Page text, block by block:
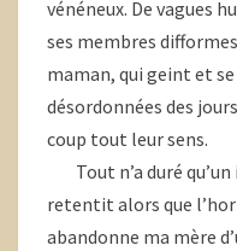
vénéneux. De vagues
ses membres
maman, qui geint et
désordonnées des
coup tout leur sens.
Tout n’a duré
retentit alors que
abandonne ma mère